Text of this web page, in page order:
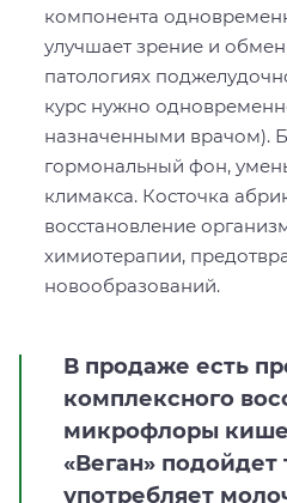
компонента
улучшает зрение и
патологиях
курс нужно
назначенными врачом).
гормональный фон,
климакса. Косточка
восстановление
химиотерапии,
новообразований.
В продаже есть
комплексного
микрофлоры
«Веган» подойдет
употребляет